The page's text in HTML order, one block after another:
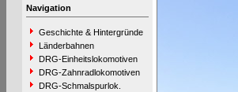
Navigation
Geschichte & Hintergründe
Länderbahnen
DRG-Einheitslokomotiven
DRG-Zahnradlokomotiven
DRG-Schmalspurlok.